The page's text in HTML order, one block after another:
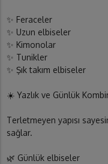
✨ Feraceler
✨ Uzun elbiseler
✨ Kimonolar
✨ Tunikler
✨ Şık takım elbiseler
☀️ Yazlık ve Günlük
Terletmeyen yapısı
sağlar.
🌿 Günlük elbiseler